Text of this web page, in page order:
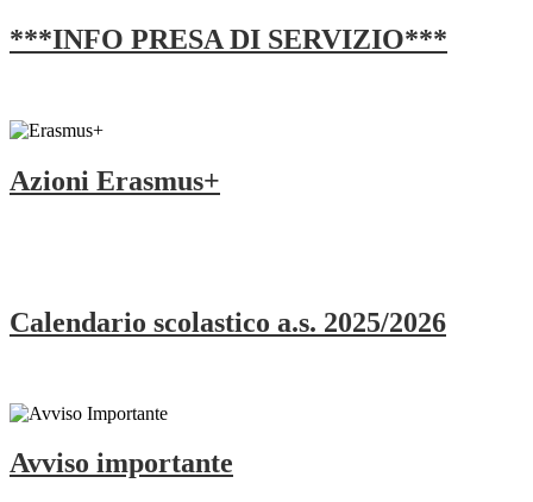
***INFO PRESA DI SERVIZIO***
Azioni Erasmus+
Calendario scolastico a.s. 2025/2026
Avviso importante